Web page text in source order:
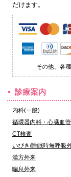
だけます。
その他、各
診療案内
内科(一般)
循環器内科・心臓血
CT検査
いびき/睡眠時無呼吸
漢方外来
喘息外来